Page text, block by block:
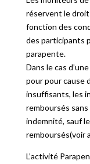
réservent le droit
fonction des
des participants
parapente.
Dans le cas
pour pour cause
insuffisants, les
remboursés
indemnité, sauf
remboursés(voir
L’activité